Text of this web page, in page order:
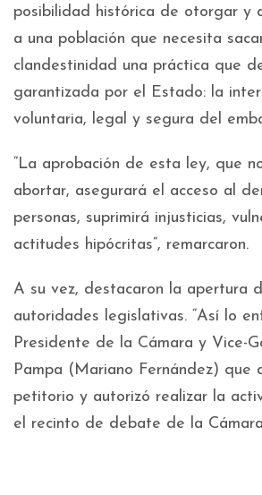
posibilidad histórica de otorgar y
a una población que necesita
clandestinidad una práctica que
garantizada por el Estado: la
voluntaria, legal y segura del
“La aprobación de esta ley, que
abortar, asegurará el acceso al
personas, suprimirá injusticias,
actitudes hipócritas”, remarcaron.
A su vez, destacaron la apertura
autoridades legislativas. “Así lo
Presidente de la Cámara y Vice-
Pampa (Mariano Fernández) que
petitorio y autorizó realizar la
el recinto de debate de la